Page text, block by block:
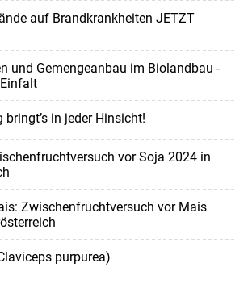
auf Brandkrankheiten JETZT
und Gemengeanbau im Biolandbau -
bringt’s in jeder Hinsicht!
vor Soja 2024 in
Zwischenfruchtversuch vor Mais
purpurea)